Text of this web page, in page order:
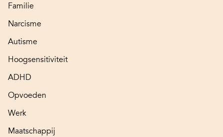
Familie
Narcisme
Autisme
Hoogsensitiviteit
ADHD
Opvoeden
Werk
Maatschappij